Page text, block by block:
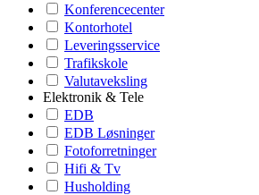
Konferencecenter
Kontorhotel
Leveringsservice
Trafikskole
Valutaveksling
Elektronik & Tele
EDB
EDB Løsninger
Fotoforretninger
Hifi & Tv
Husholding